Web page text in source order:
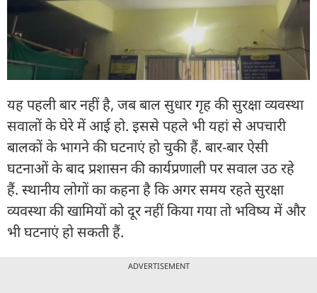
यह पहली बार नहीं है, जब बाल सुधार गृह की सुरक्षा व्यवस्था
सवालों के घेरे में आई हो. इससे पहले भी यहां से अपचारी
बालकों के भागने की घटनाएं हो चुकी हैं. बार-बार ऐसी
घटनाओं के बाद प्रशासन की कार्यप्रणाली पर सवाल उठ रहे
हैं. स्थानीय लोगों का कहना है कि अगर समय रहते सुरक्षा
व्यवस्था की खामियों को दूर नहीं किया गया तो भविष्य में और
भी घटनाएं हो सकती हैं.
ADVERTISEMENT